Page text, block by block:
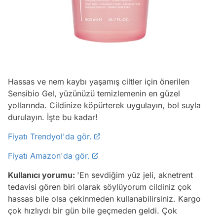
Hassas ve nem kaybı yaşamış ciltler için önerilen
Sensibio Gel, yüzünüzü temizlemenin en güzel
yollarında. Cildinize köpürterek uygulayın, bol suyla
durulayın. İşte bu kadar!
Fiyatı Trendyol'da gör.
Fiyatı Amazon'da gör.
Kullanıcı yorumu: 'En sevdiğim yüz jeli, aknetrent
tedavisi gören biri olarak söylüyorum cildiniz çok
hassas bile olsa çekinmeden kullanabilirsiniz. Kargo
çok hızlıydı bir gün bile geçmeden geldi. Çok